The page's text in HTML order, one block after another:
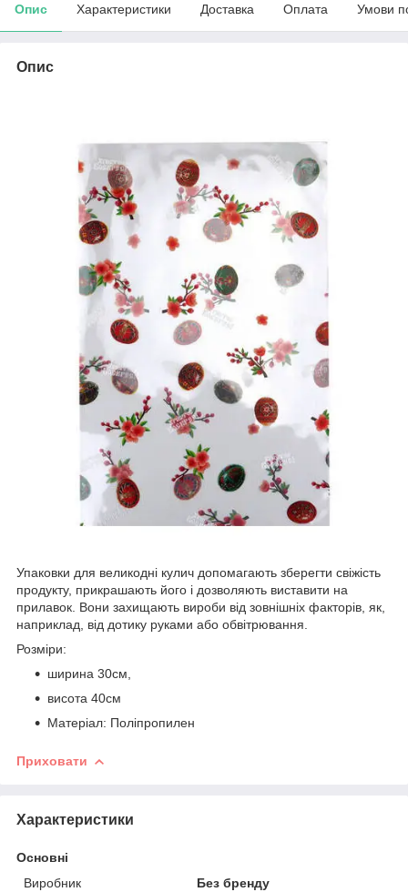
Опис Характеристики Доставка Оплата Умови
Опис
Упаковки для великодні кулич допомагають зберегти свіжість
продукту, прикрашають його і дозволяють виставити на
прилавок. Вони захищають вироби від зовнішніх факторів, як,
наприклад, від дотику руками або обвітрювання.
Розміри:
ширина 30см,
висота 40см
Матеріал: Поліпропилен
Приховати
Характеристики
Основні
Виробник
Без бренду